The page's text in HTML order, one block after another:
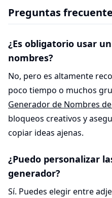
Preguntas
¿Es obligatorio usar
nombres?
No, pero es altamente
poco tiempo o muchos
Generador de Nombres
bloqueos creativos y
copiar ideas ajenas.
¿Puedo personalizar
generador?
Sí. Puedes elegir entre